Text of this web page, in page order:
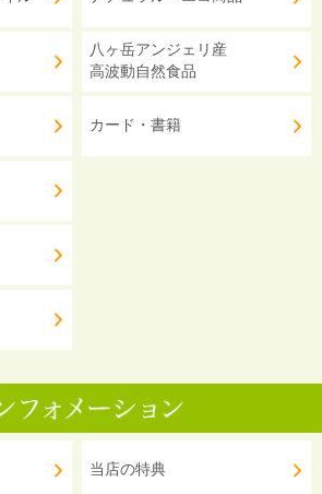
八ヶ岳アンジェリ産
高波動自然食品
カード・書籍
当店の特典